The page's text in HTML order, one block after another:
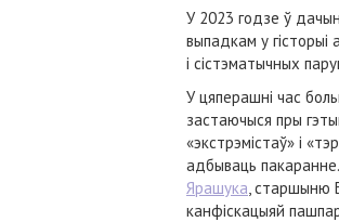
У 2023 годзе ў
выпадкам у
і сістэматычных
У цяперашні час
застаючыся пры
«экстрэмістаў» і
адбываць
Ярашука, старшыню
канфіскацыяй